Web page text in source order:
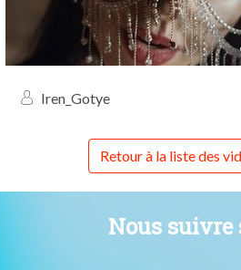
Iren_Gotye
Retour à la liste des
Nous suivre